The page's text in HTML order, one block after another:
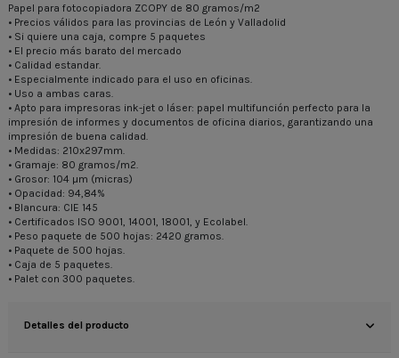
Papel para fotocopiadora ZCOPY de 80 gramos/m2
• Precios válidos para las provincias de León y Valladolid
• Si quiere una caja, compre 5 paquetes
• El precio más barato del mercado
• Calidad estandar.
• Especialmente indicado para el uso en oficinas.
• Uso a ambas caras.
• Apto para impresoras ink-jet o láser: papel multifunción perfecto para la
impresión de informes y documentos de oficina diarios, garantizando una
impresión de buena calidad.
• Medidas: 210x297mm.
• Gramaje: 80 gramos/m2.
• Grosor: 104 µm (micras)
• Opacidad: 94,84%
• Blancura: CIE 145
• Certificados ISO 9001, 14001, 18001, y Ecolabel.
• Peso paquete de 500 hojas: 2420 gramos.
• Paquete de 500 hojas.
• Caja de 5 paquetes.
• Palet con 300 paquetes.
Detalles del producto